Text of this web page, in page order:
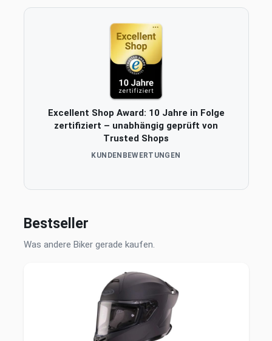
Excellent Shop Award: 10 Jahre in Folge
zertifiziert – unabhängig geprüft von
Trusted Shops
KUNDENBEWERTUNGEN
Bestseller
Was andere Biker gerade kaufen.